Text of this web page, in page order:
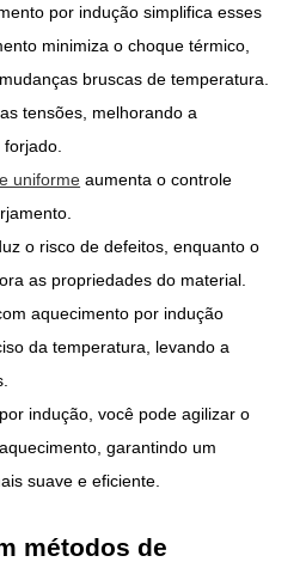
por indução simplifica esses
minimiza o choque térmico,
bruscas de temperatura.
tensões, melhorando a
uniforme aumenta o controle
o risco de defeitos, enquanto o
as propriedades do material.
aquecimento por indução
da temperatura, levando a
indução, você pode agilizar o
garantindo um
suave e eficiente.
métodos de